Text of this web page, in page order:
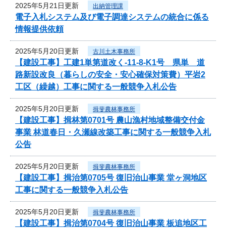
2025年5月21日更新 出納管理課
電子入札システム及び電子調達システムの統合に係る
情報提供依頼
2025年5月20日更新 古川土木事務所
【建設工事】工建1単第道改く-11-8-K1号 県単 道
路新設改良（暮らしの安全・安心確保対策費）平岩2
工区（繰越）工事に関する一般競争入札公告
2025年5月20日更新 揖斐農林事務所
【建設工事】揖林第0701号 農山漁村地域整備交付金
事業 林道春日・久瀬線改築工事に関する一般競争入札
公告
2025年5月20日更新 揖斐農林事務所
【建設工事】揖治第0705号 復旧治山事業 堂ヶ洞地区
工事に関する一般競争入札公告
2025年5月20日更新 揖斐農林事務所
【建設工事】揖治第0704号 復旧治山事業 板追地区工